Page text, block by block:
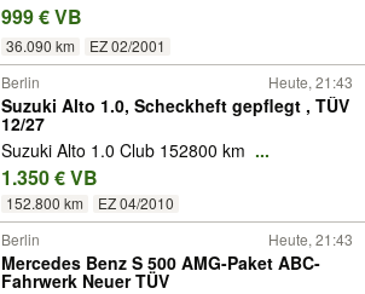
999 € VB
36.090 km EZ 02/2001
Berlin Heute, 21:43
Suzuki Alto 1.0, Scheckheft gepflegt , TÜV
12/27
Suzuki Alto 1.0 Club 152800 km ...
1.350 € VB
152.800 km EZ 04/2010
Berlin Heute, 21:43
Mercedes Benz S 500 AMG-Paket ABC-
Fahrwerk Neuer TÜV